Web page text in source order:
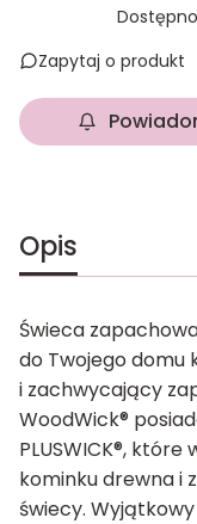
Zapytaj o produkt
Opis
Świeca
do Twojego domu
i zachwycający
WoodWick®
PLUSWICK®,
kominku drewna i
świecy.